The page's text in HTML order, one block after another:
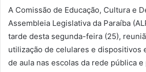
m
a
A Comissão de Educação, Cultura e
Assembleia Legislativa da Paraíba
tarde desta segunda-feira (25),
utilização de celulares e dispositivos
de aula nas escolas da rede pública